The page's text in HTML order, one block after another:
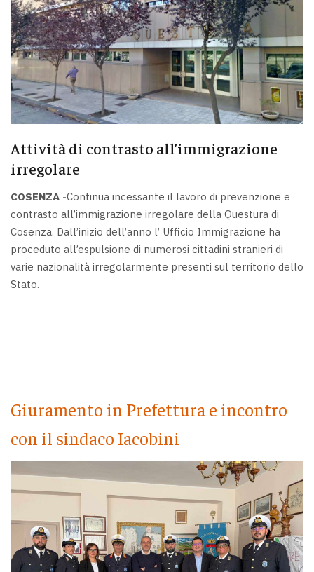
Attività di contrasto all’immigrazione
irregolare
COSENZA -Continua incessante il lavoro di prevenzione e
contrasto all’immigrazione irregolare della Questura di
Cosenza. Dall’inizio dell’anno l’ Ufficio Immigrazione ha
proceduto all’espulsione di numerosi cittadini stranieri di
varie nazionalità irregolarmente presenti sul territorio dello
Stato.
Giuramento in Prefettura e incontro
con il sindaco Iacobini